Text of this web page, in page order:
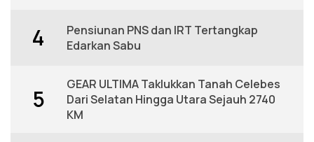
4
Pensiunan PNS dan IRT Tertangkap
Edarkan Sabu
5
GEAR ULTIMA Taklukkan Tanah Celebes
Dari Selatan Hingga Utara Sejauh 2740
KM